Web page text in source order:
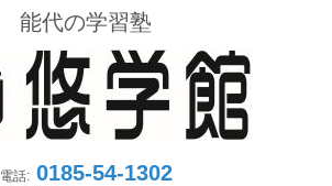
能代の学習塾
電話: 0185-54-1302